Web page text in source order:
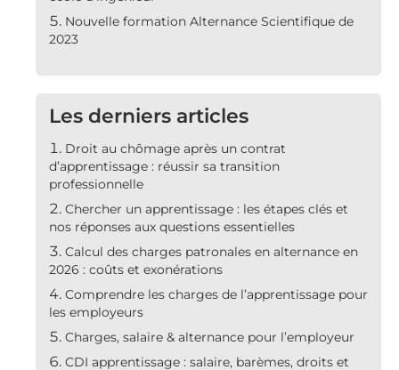
Nouvelle formation Alternance Scientifique de
2023
Les derniers articles
Droit au chômage après un contrat
d’apprentissage : réussir sa transition
professionnelle
Chercher un apprentissage : les étapes clés et
nos réponses aux questions essentielles
Calcul des charges patronales en alternance en
2026 : coûts et exonérations
Comprendre les charges de l’apprentissage pour
les employeurs
Charges, salaire & alternance pour l’employeur
CDI apprentissage : salaire, barèmes, droits et